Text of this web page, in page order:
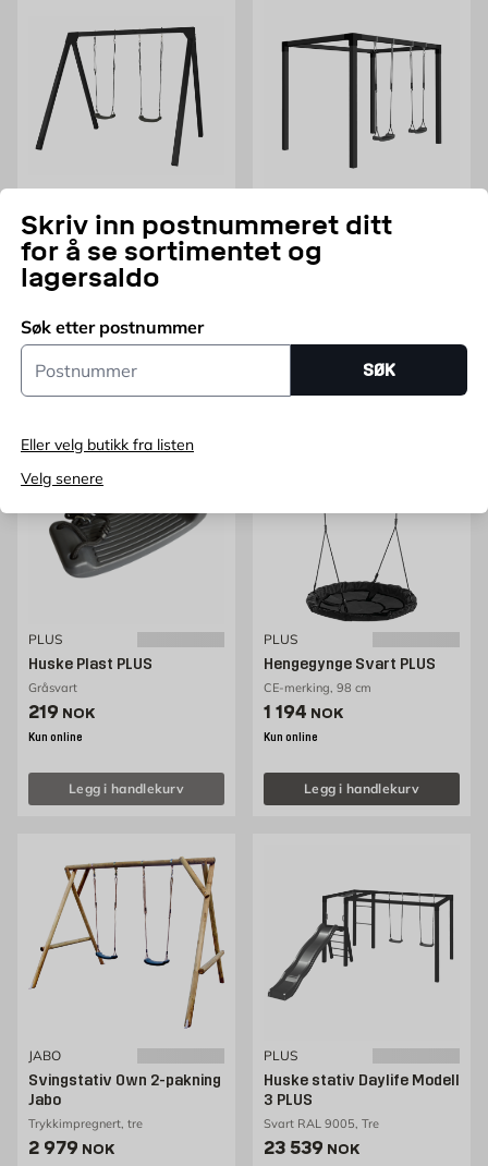
Skriv inn postnummeret ditt
for å se sortimentet og
lagersaldo
Søk etter postnummer
Postnummer
SØK
Eller velg butikk fra listen
Velg senere
Huskestativ Luksus PLUS
Finnes i flere utførelser
Kun online
Flere varianter
Huske stativ Daylife Modell
2 PLUS
Legg i handlekurv
PLUS
Huske Plast PLUS
Gråsvart
Pris 219 NOK /stk
219 NOK
Kun online
Legg i handlekurv
PLUS
Hengegynge Svart PLUS
CE-merking, 98 cm
Pris 1194 NOK /stk
1 194 NOK
Kun online
Legg i handlekurv
JABO
Svingstativ Own 2-pakning
Jabo
Trykkimpregnert, tre
Pris 2979 NOK /stk
2 979 NOK
PLUS
Huske stativ Daylife Modell
3 PLUS
Svart RAL 9005, Tre
Pris 23539 NOK /stk
23 539 NOK